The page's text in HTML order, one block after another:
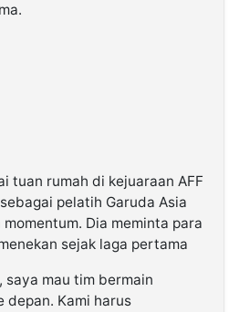
tuan rumah di kejuaraan AFF
pelatih Garuda Asia
Dia meminta para
sejak laga pertama
saya mau tim bermain
depan. Kami harus